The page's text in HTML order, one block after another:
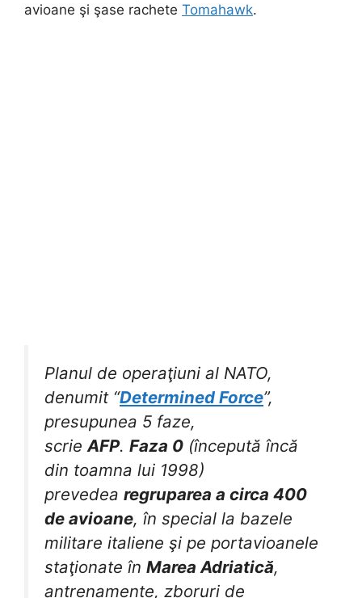
avioane şi şase rachete Tomahawk.
Planul de operaţiuni al NATO,
denumit “Determined Force”,
presupunea 5 faze,
scrie AFP. Faza 0 (începută încă
din toamna lui 1998)
prevedea regruparea a circa 400
de avioane, în special la bazele
militare italiene şi pe portavioanele
staţionate în Marea Adriatică,
antrenamente, zboruri de